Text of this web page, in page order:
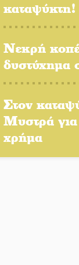
καταψύκτη!
Νεκρή
δυστύχημα
Στον
Μυστρά για
χρήμα